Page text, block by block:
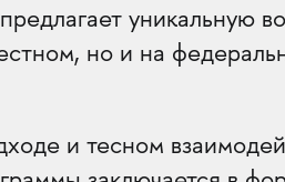
уникальную
но и на
и тесном